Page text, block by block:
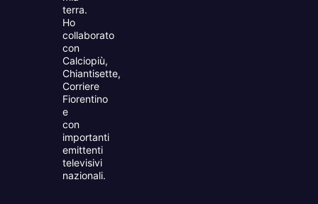
terra.
Ho
collaborato
con
Calciopiù,
Chiantisette,
Corriere
Fiorentino
e
con
importanti
emittenti
televisivi
nazionali.